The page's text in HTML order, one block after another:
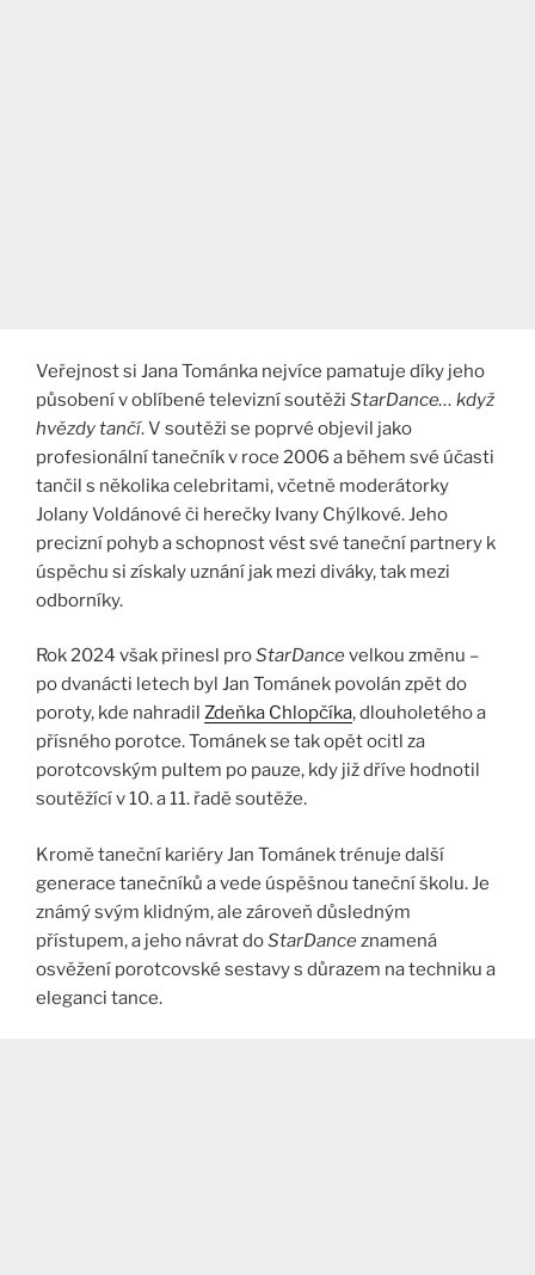
Veřejnost si Jana Tománka nejvíce pamatuje díky jeho
působení v oblíbené televizní soutěži StarDance… když
hvězdy tančí. V soutěži se poprvé objevil jako
profesionální tanečník v roce 2006 a během své účasti
tančil s několika celebritami, včetně moderátorky
Jolany Voldánové či herečky Ivany Chýlkové. Jeho
precizní pohyb a schopnost vést své taneční partnery k
úspěchu si získaly uznání jak mezi diváky, tak mezi
odborníky.
Rok 2024 však přinesl proStarDancevelkou změnu –
po dvanácti letech byl Jan Tománek povolán zpět do
poroty, kde nahradil Zdeňka Chlopčíka, dlouholetého a
přísného porotce. Tománek se tak opět ocitl za
porotcovským pultem po pauze, kdy již dříve hodnotil
soutěžící v 10. a 11. řadě soutěže​.
Kromě taneční kariéry Jan Tománek trénuje další
generace tanečníků a vede úspěšnou taneční školu. Je
známý svým klidným, ale zároveň důsledným
přístupem, a jeho návrat doStarDanceznamená
osvěžení porotcovské sestavy s důrazem na techniku a
eleganci tance​.